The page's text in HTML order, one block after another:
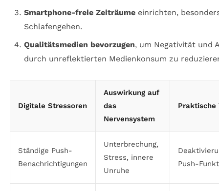
Smartphone-freie Zeiträumeeinrichten,
Schlafengehen.
Qualitätsmedien bevorzugen, um Negativität und
durch unreflektierten Medienkonsum zu
Digitale Stressoren
Auswirkung auf
das
Nervensystem
Praktische
Ständige Push-
Benachrichtigungen
Unterbrechung,
Stress, innere
Unruhe
Push-